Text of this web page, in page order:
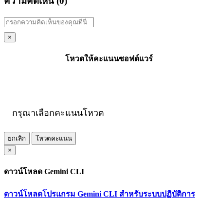
×
โหวตให้คะแนนซอฟต์แวร์
กรุณาเลือกคะแนนโหวต
ยกเลิก
โหวตคะแนน
×
ดาวน์โหลด Gemini CLI
ดาวน์โหลดโปรแกรม Gemini CLI สำหรับระบบปฏิบัติการ